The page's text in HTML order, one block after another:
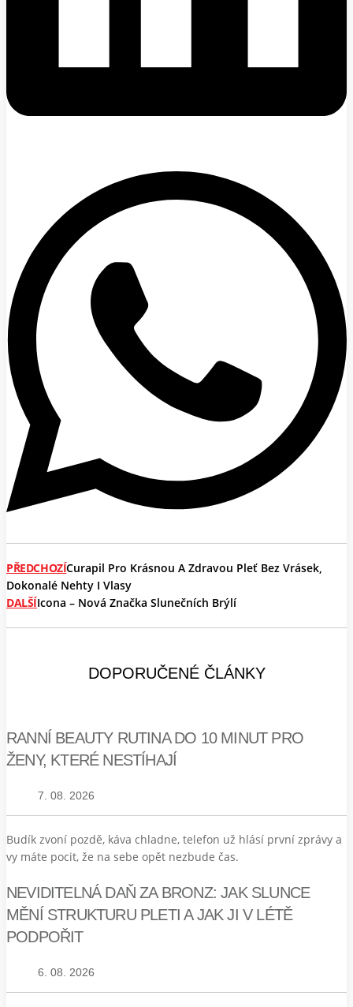
PŘEDCHOZÍCurapil Pro Krásnou A Zdravou Pleť Bez Vrásek,
Dokonalé Nehty I Vlasy
DALŠÍIcona – Nová Značka Slunečních Brýlí
DOPORUČENÉ ČLÁNKY
RANNÍ BEAUTY RUTINA DO 10 MINUT PRO
ŽENY, KTERÉ NESTÍHAJÍ
7. 08. 2026
Budík zvoní pozdě, káva chladne, telefon už hlásí první zprávy a
vy máte pocit, že na sebe opět nezbude čas.
NEVIDITELNÁ DAŇ ZA BRONZ: JAK SLUNCE
MĚNÍ STRUKTURU PLETI A JAK JI V LÉTĚ
PODPOŘIT
6. 08. 2026